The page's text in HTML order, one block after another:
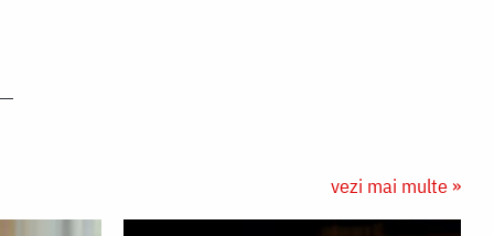
vezi mai multe »